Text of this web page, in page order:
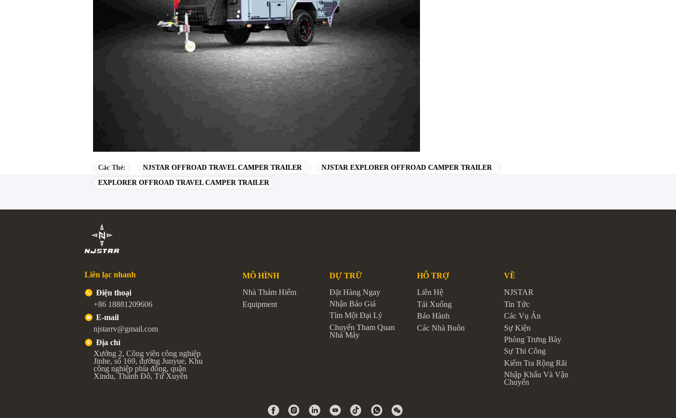
Các Thẻ: NJSTAR OFFROAD TRAVEL CAMPER TRAILER
NJSTAR EXPLORER OFFROAD CAMPER TRAILER
EXPLORER OFFROAD TRAVEL CAMPER TRAILER
Liên lạc nhanh
Điện thoại
+86 18881209606
E-mail
njstarrv@gmail.com
Địa chỉ
Xưởng 2, Công viên công nghiệp
Jinhe, số 169, đường Junyue, Khu
công nghiệp phía đông, quận
Xindu, Thành Đô, Tứ Xuyên
MÔ HÌNH
Nhà Thám Hiểm
Equipment
DỰ TRỮ
Đặt Hàng Ngay
Nhận Báo Giá
Tìm Một Đại Lý
Chuyến Tham Quan
Nhà Máy
HỖ TRỢ
Liên Hệ
Tải Xuống
Bảo Hành
Các Nhà Buôn
VỀ
NJSTAR
Tin Tức
Các Vụ Án
Sự Kiện
Phòng Trưng Bày
Sự Thi Công
Kiểm Tra Rộng Rãi
Nhập Khẩu Và Vận
Chuyển